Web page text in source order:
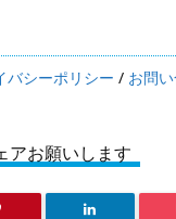
バシーポリシー / お問
アお願いします